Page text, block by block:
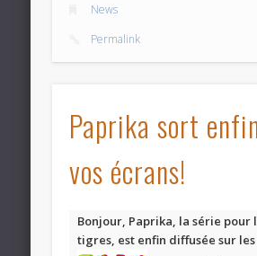
News
Permalink
Paprika sort
vos écrans!
Bonjour, Paprika, la série pour
tigres, est enfin diffusée sur les